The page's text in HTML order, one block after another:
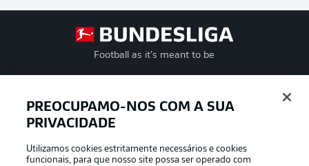
Football as it’s meant to be
APLICATIVO DA BUNDESLIGA
PREOCUPAMO-NOS COM A SUA
PRIVACIDADE
Utilizamos cookies estritamente necessários e cookies
funcionais, para que nosso site possa ser operado com